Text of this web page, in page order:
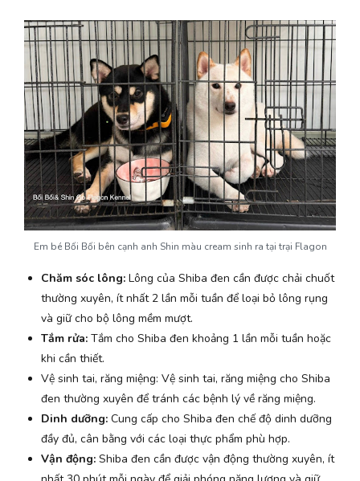
Em bé Bối Bối bên cạnh anh Shin màu cream sinh ra tại trại Flagon
Chăm sóc lông: Lông của Shiba đen cần được chải chuốt
thường xuyên, ít nhất 2 lần mỗi tuần để loại bỏ lông rụng
và giữ cho bộ lông mềm mượt.
Tắm rửa: Tắm cho Shiba đen khoảng 1 lần mỗi tuần hoặc
khi cần thiết.
Vệ sinh tai, răng miệng: Vệ sinh tai, răng miệng cho Shiba
đen thường xuyên để tránh các bệnh lý về răng miệng.
Dinh dưỡng: Cung cấp cho Shiba đen chế độ dinh dưỡng
đầy đủ, cân bằng với các loại thực phẩm phù hợp.
Vận động: Shiba đen cần được vận động thường xuyên, ít